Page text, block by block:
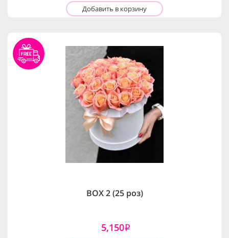
Добавить в корзину
BOX 2 (25 роз)
5,150i